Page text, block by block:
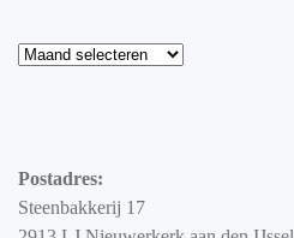
Blog
Postadres:
Steenbakkerij 17